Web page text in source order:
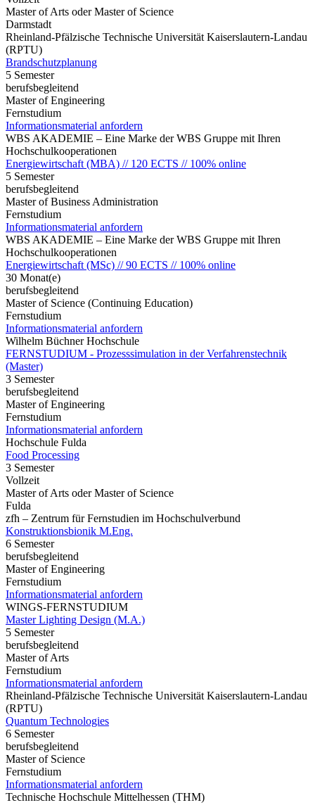
Master of Arts oder Master of Science
Darmstadt
Rheinland-Pfälzische Technische Universität Kaiserslautern-Landau
(RPTU)
Brandschutzplanung
5 Semester
berufsbegleitend
Master of Engineering
Fernstudium
Informationsmaterial anfordern
WBS AKADEMIE – Eine Marke der WBS Gruppe mit Ihren
Hochschulkooperationen
Energiewirtschaft (MBA) // 120 ECTS // 100% online
5 Semester
berufsbegleitend
Master of Business Administration
Fernstudium
Informationsmaterial anfordern
WBS AKADEMIE – Eine Marke der WBS Gruppe mit Ihren
Hochschulkooperationen
Energiewirtschaft (MSc) // 90 ECTS // 100% online
30 Monat(e)
berufsbegleitend
Master of Science (Continuing Education)
Fernstudium
Informationsmaterial anfordern
Wilhelm Büchner Hochschule
FERNSTUDIUM - Prozesssimulation in der Verfahrenstechnik
(Master)
3 Semester
berufsbegleitend
Master of Engineering
Fernstudium
Informationsmaterial anfordern
Hochschule Fulda
Food Processing
3 Semester
Vollzeit
Master of Arts oder Master of Science
Fulda
zfh – Zentrum für Fernstudien im Hochschulverbund
Konstruktionsbionik M.Eng.
6 Semester
berufsbegleitend
Master of Engineering
Fernstudium
Informationsmaterial anfordern
WINGS-FERNSTUDIUM
Master Lighting Design (M.A.)
5 Semester
berufsbegleitend
Master of Arts
Fernstudium
Informationsmaterial anfordern
Rheinland-Pfälzische Technische Universität Kaiserslautern-Landau
(RPTU)
Quantum Technologies
6 Semester
berufsbegleitend
Master of Science
Fernstudium
Informationsmaterial anfordern
Technische Hochschule Mittelhessen (THM)